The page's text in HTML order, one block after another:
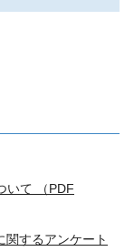
いて （PDF
するアンケート